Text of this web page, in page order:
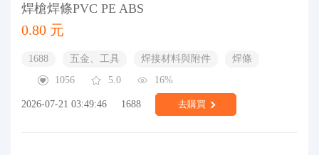
焊槍焊條PVC PE ABS
0.80 元
1688 五金、工具 焊接材料與附件
焊條
1056
5.0 16%
2026-07-21 03:49:46 1688 去購買